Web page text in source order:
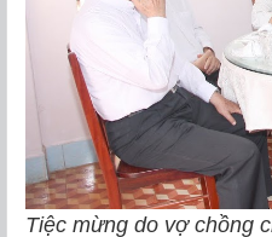
Tiệc mừng do vợ chồng